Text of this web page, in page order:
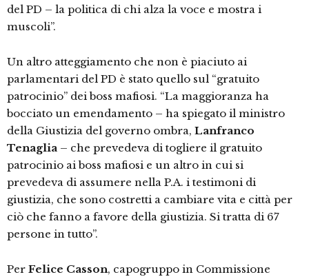
del PD – la politica di chi alza la voce e mostra i
muscoli”.
Un altro atteggiamento che non è piaciuto ai
parlamentari del PD è stato quello sul “gratuito
patrocinio” dei boss mafiosi. “La maggioranza ha
bocciato un emendamento – ha spiegato il ministro
della Giustizia del governo ombra, Lanfranco
Tenaglia – che prevedeva di togliere il gratuito
patrocinio ai boss mafiosi e un altro in cui si
prevedeva di assumere nella P.A. i testimoni di
giustizia, che sono costretti a cambiare vita e città per
ciò che fanno a favore della giustizia. Si tratta di 67
persone in tutto”.
Per Felice Casson, capogruppo in Commissione